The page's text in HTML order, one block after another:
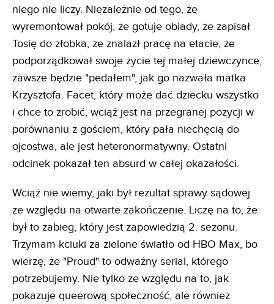
niego nie liczy. Niezależnie od tego, że
wyremontował pokój, że gotuje obiady, że zapisał
Tosię do żłobka, że znalazł pracę na etacie, że
podporządkował swoje życie tej małej dziewczynce,
zawsze będzie "pedałem", jak go nazwała matka
Krzysztofa. Facet, który może dać dziecku wszystko
i chce to zrobić, wciąż jest na przegranej pozycji w
porównaniu z gościem, który pała niechęcią do
ojcostwa, ale jest heteronormatywny. Ostatni
odcinek pokazał ten absurd w całej okazałości.
Wciąż nie wiemy, jaki był rezultat sprawy sądowej
ze względu na otwarte zakończenie. Liczę na to, że
był to zabieg, który jest zapowiedzią 2. sezonu.
Trzymam kciuki za zielone światło od HBO Max, bo
wierzę, że "Proud" to odważny serial, którego
potrzebujemy. Nie tylko ze względu na to, jak
pokazuje queerową społeczność, ale również